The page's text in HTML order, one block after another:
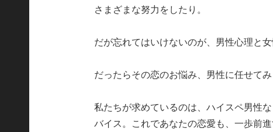
さまざまな努力をしたり。
だが忘れてはいけないのが、男性心理と
だったらその恋のお悩み、男性に任せて
私たちが求めているのは、ハイスペ男性
バイス。これであなたの恋愛も、一歩前